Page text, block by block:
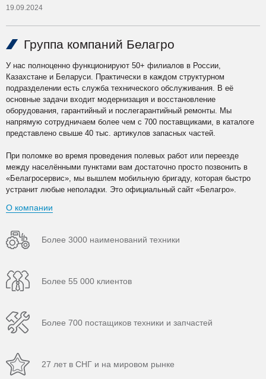
19.09.2024
Группа компаний Белагро
У нас полноценно функционируют 50+ филиалов в России,
Казахстане и Беларуси. Практически в каждом структурном
подразделении есть служба технического обслуживания. В её
основные задачи входит модернизация и восстановление
оборудования, гарантийный и послегарантийный ремонты. Мы
напрямую сотрудничаем более чем с 700 поставщиками, в каталоге
представлено свыше 40 тыс. артикулов запасных частей.
При поломке во время проведения полевых работ или переезде
между населёнными пунктами вам достаточно просто позвонить в
«Белагросервис», мы вышлем мобильную бригаду, которая быстро
устранит любые неполадки. Это официальный сайт «Белагро».
О компании
Более 3000 наименований техники
Более 55 000 клиентов
Более 700 постащиков техники и запчастей
27 лет в СНГ и на мировом рынке